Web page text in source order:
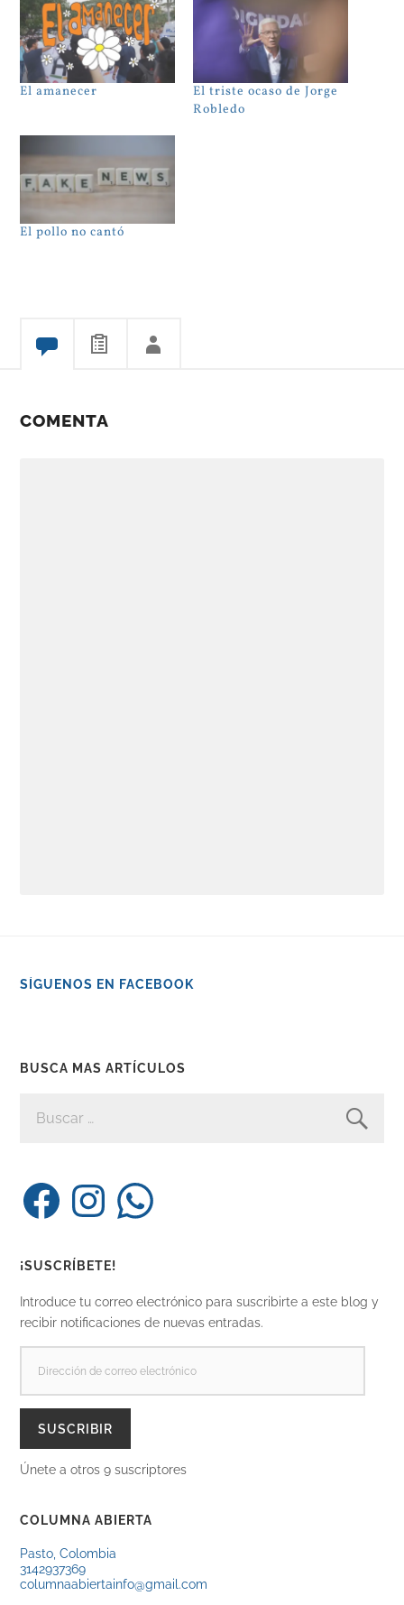
El amanecer
El triste ocaso de Jorge
Robledo
El pollo no cantó
COMENTA
SÍGUENOS EN FACEBOOK
BUSCA MAS ARTÍCULOS
FacebookInstagramWhatsApp
¡SUSCRÍBETE!
Introduce tu correo electrónico para suscribirte a este blog y
recibir notificaciones de nuevas entradas.
CORREO
SUSCRIBIR
Únete a otros 9 suscriptores
COLUMNA ABIERTA
Pasto, Colombia
3142937369
columnaabiertainfo@gmail.com